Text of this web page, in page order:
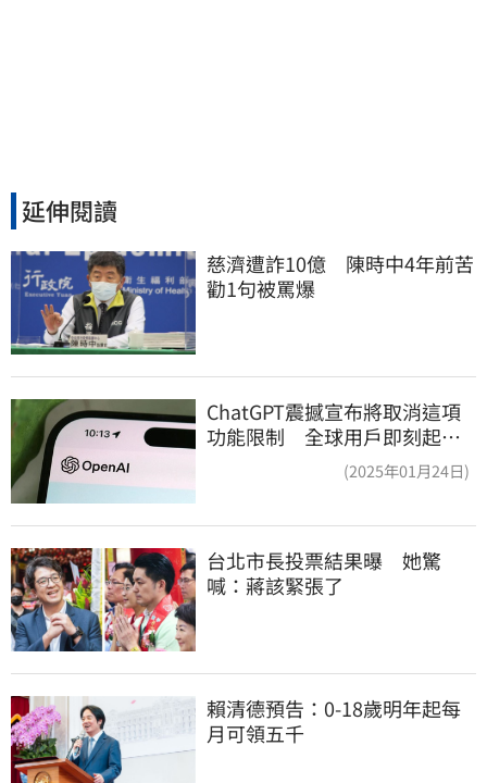
延伸閱讀
慈濟遭詐10億　陳時中4年前苦
勸1句被罵爆
ChatGPT震撼宣布將取消這項
功能限制 全球用戶即刻起
(2025年01月24日)
台北市長投票結果曝　她驚
喊：蔣該緊張了
賴清德預告：0-18歲明年起每
月可領五千